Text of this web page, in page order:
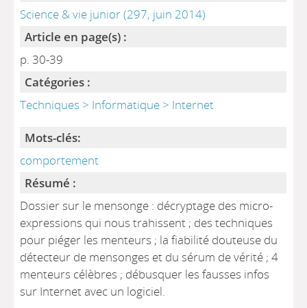
Science & vie junior (297, juin 2014)
Article en page(s) :
p. 30-39
Catégories :
Techniques > Informatique > Internet
Mots-clés:
comportement
Résumé :
Dossier sur le mensonge : décryptage des micro-
expressions qui nous trahissent ; des techniques
pour piéger les menteurs ; la fiabilité douteuse du
détecteur de mensonges et du sérum de vérité ; 4
menteurs célèbres ; débusquer les fausses infos
sur Internet avec un logiciel.